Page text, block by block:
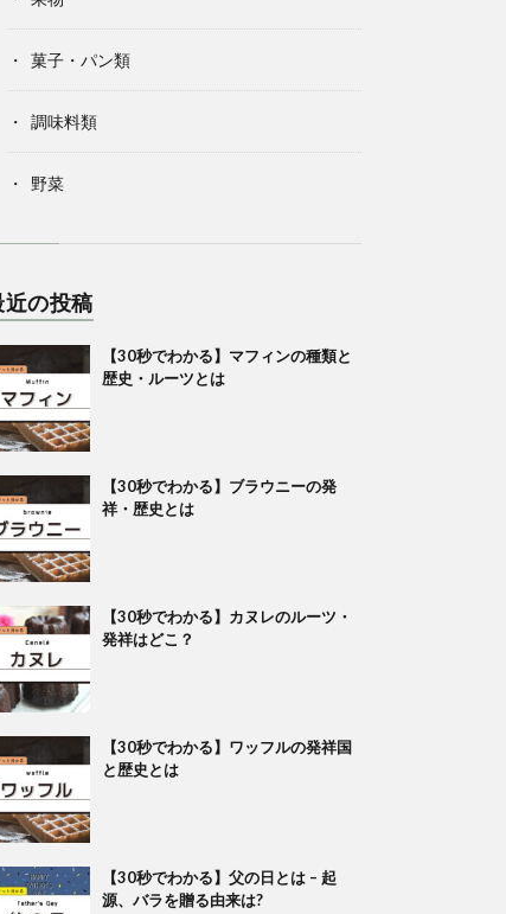
菓子・パン類
調味料類
野菜
近の投稿
【30秒でわかる】マフィンの種類と
歴史・ルーツとは
【30秒でわかる】ブラウニーの発
祥・歴史とは
【30秒でわかる】カヌレのルーツ・
発祥はどこ？
【30秒でわかる】ワッフルの発祥国
と歴史とは
【30秒でわかる】父の日とは – 起
源、バラを贈る由来は?